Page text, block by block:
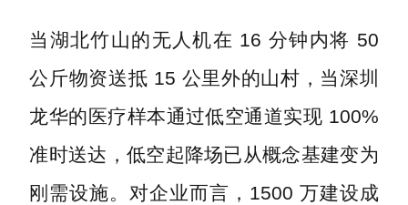
当湖北竹山的无人机在 16 分钟内将 50
公斤物资送抵 15 公里外的山村，当深圳
龙华的医疗样本通过低空通道实现 100%
准时送达，低空起降场已从概念基建变为
刚需设施。对企业而言，1500 万建设成